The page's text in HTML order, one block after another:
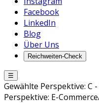
Facebook
LinkedIn
Blog
Über Uns
Reichweiten-Check
☰
Gewählte Perspektive: C -
Perspektive: E-